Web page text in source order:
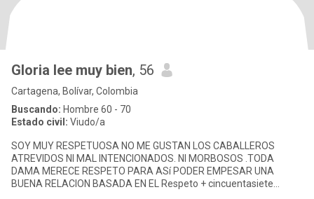
Gloria lee muy bien, 56
Cartagena, Bolívar, Colombia
Buscando: Hombre 60 - 70
Estado civil: Viudo/a
SOY MUY RESPETUOSA NO ME GUSTAN LOS CABALLEROS
ATREVIDOS NI MAL INTENCIONADOS. NI MORBOSOS .TODA
DAMA MERECE RESPETO PARA ASí PODER EMPESAR UNA
BUENA RELACION BASADA EN EL Respeto + cincuentasiete